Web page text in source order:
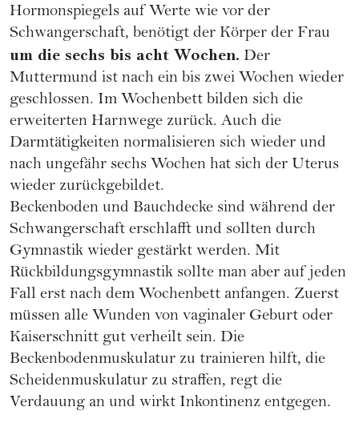
Hormonspiegels auf Werte wie vor der
Schwangerschaft, benötigt der Körper der Frau
um die sechs bis acht Wochen. Der
Muttermund ist nach ein bis zwei Wochen wieder
geschlossen. Im Wochenbett bilden sich die
erweiterten Harnwege zurück. Auch die
Darmtätigkeiten normalisieren sich wieder und
nach ungefähr sechs Wochen hat sich der Uterus
wieder zurückgebildet.
Beckenboden und Bauchdecke sind während der
Schwangerschaft erschlafft und sollten durch
Gymnastik wieder gestärkt werden. Mit
Rückbildungsgymnastik sollte man aber auf jeden
Fall erst nach dem Wochenbett anfangen. Zuerst
müssen alle Wunden von vaginaler Geburt oder
Kaiserschnitt gut verheilt sein. Die
Beckenbodenmuskulatur zu trainieren hilft, die
Scheidenmuskulatur zu straffen, regt die
Verdauung an und wirkt Inkontinenz entgegen.